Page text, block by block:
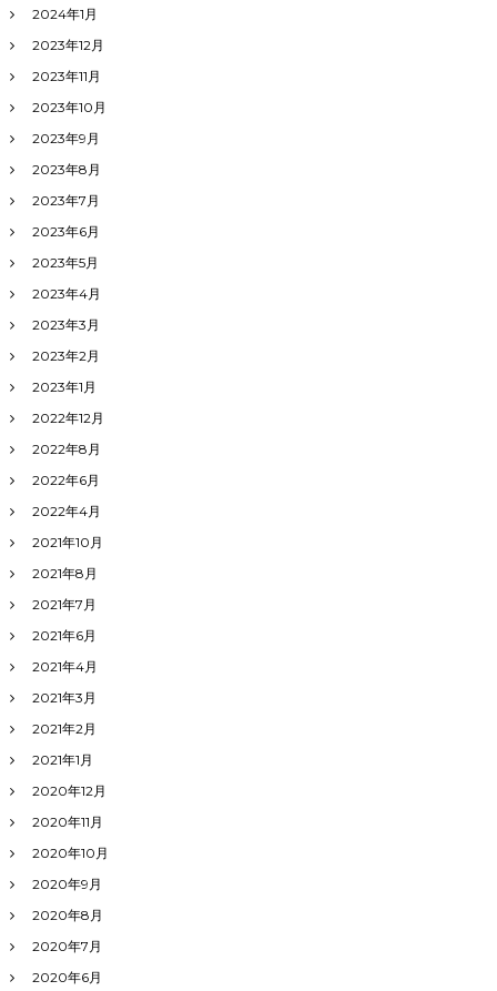
2024年1月
2023年12月
2023年11月
2023年10月
2023年9月
2023年8月
2023年7月
2023年6月
2023年5月
2023年4月
2023年3月
2023年2月
2023年1月
2022年12月
2022年8月
2022年6月
2022年4月
2021年10月
2021年8月
2021年7月
2021年6月
2021年4月
2021年3月
2021年2月
2021年1月
2020年12月
2020年11月
2020年10月
2020年9月
2020年8月
2020年7月
2020年6月